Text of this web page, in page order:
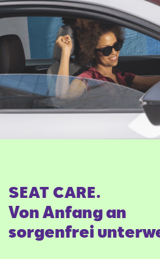
SEAT CARE.
Von Anfang an
sorgenfrei